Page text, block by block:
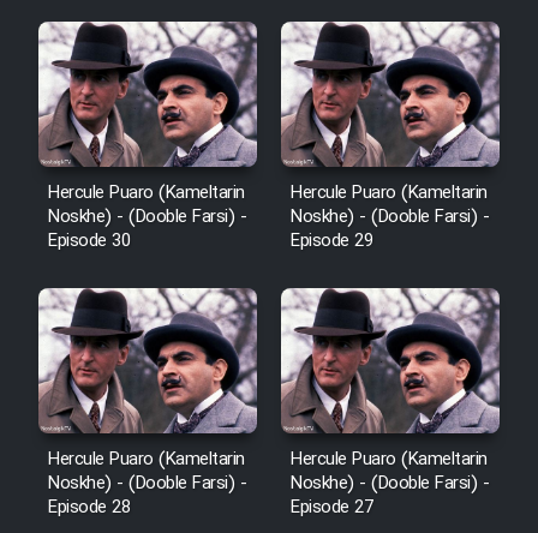
Film Fani
Cartoon Galiver - Kamel
(Dooble Farsi)
Film Shire Talayi (Dooble
Farsi)
Film Aseman Kharashe
Jahanami (Dooble Farsi)
Film Dastbord Be Bank (Dooble
Farsi)
Film Alpagoor (Dooble Farsi)
Film Herfeyi (Dooble Farsi)
Hercule Puaro (Kameltarin
Noskhe) - (Dooble Farsi) -
Episode 30
Hercule Puaro (Kameltarin
Noskhe) - (Dooble Farsi) -
Episode 29
Hercule Puaro (Kameltarin
Noskhe) - (Dooble Farsi) -
Episode 28
Hercule Puaro (Kameltarin
Noskhe) - (Dooble Farsi) -
Episode 27